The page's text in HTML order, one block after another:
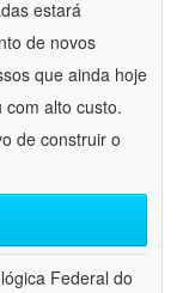
estará
de novos
que ainda hoje
alto custo.
de construir o
Federal do